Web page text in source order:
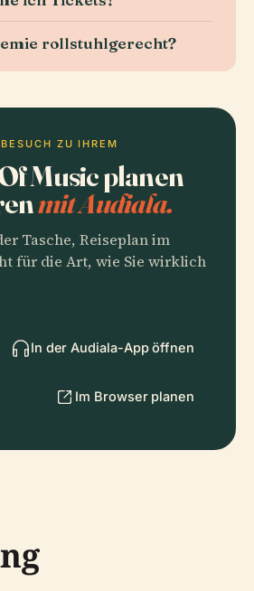
rollstuhlgerecht?
ZU IHREM
Music planen
mit Audiala.
Tasche, Reiseplan im
für die Art, wie Sie wirklich
In der Audiala-App öffnen
Im Browser planen